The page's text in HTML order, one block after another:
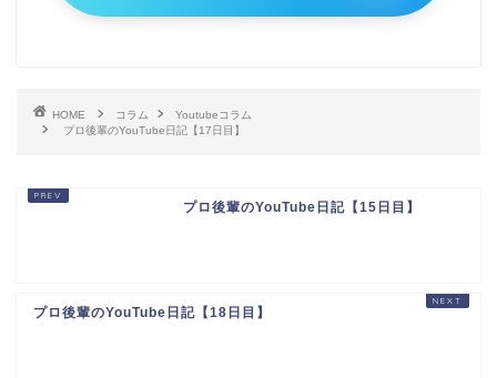
HOME コラム
Youtubeコラム
プロ後輩のYouTube日記【17日目】
プロ後輩のYouTube日記【15日目】
プロ後輩のYouTube日記【18日目】